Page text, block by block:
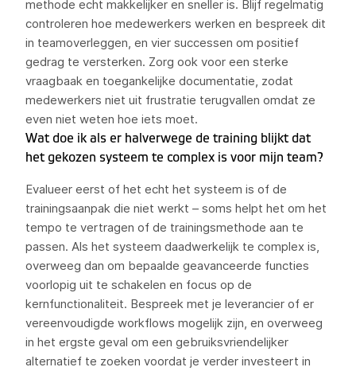
methode echt makkelijker en sneller is. Blijf regelmatig
controleren hoe medewerkers werken en bespreek dit
in teamoverleggen, en vier successen om positief
gedrag te versterken. Zorg ook voor een sterke
vraagbaak en toegankelijke documentatie, zodat
medewerkers niet uit frustratie terugvallen omdat ze
even niet weten hoe iets moet.
Wat doe ik als er halverwege de training blijkt dat
het gekozen systeem te complex is voor mijn team?
Evalueer eerst of het echt het systeem is of de
trainingsaanpak die niet werkt – soms helpt het om het
tempo te vertragen of de trainingsmethode aan te
passen. Als het systeem daadwerkelijk te complex is,
overweeg dan om bepaalde geavanceerde functies
voorlopig uit te schakelen en focus op de
kernfunctionaliteit. Bespreek met je leverancier of er
vereenvoudigde workflows mogelijk zijn, en overweeg
in het ergste geval om een gebruiksvriendelijker
alternatief te zoeken voordat je verder investeert in